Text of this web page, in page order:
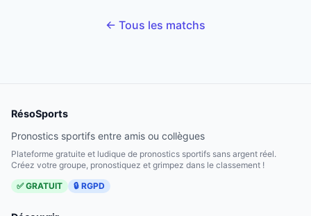
← Tous les matchs
RésoSports
Pronostics sportifs entre amis ou collègues
Plateforme gratuite et ludique de pronostics sportifs sans argent réel.
Créez votre groupe, pronostiquez et grimpez dans le classement !
✅ GRATUIT
🔒 RGPD